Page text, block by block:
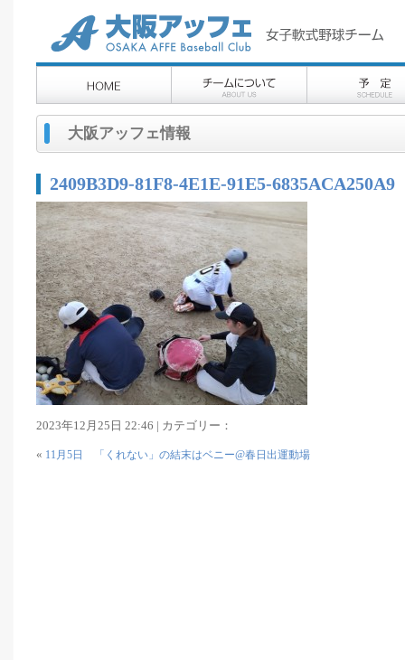
大阪アッフェ情報
2409B3D9-81F8-4E1E-91E5-6835ACA250A9
2023年12月25日 22:46 | カテゴリー：
« 11月5日 「くれない」の結末はベニー@春日出運動場